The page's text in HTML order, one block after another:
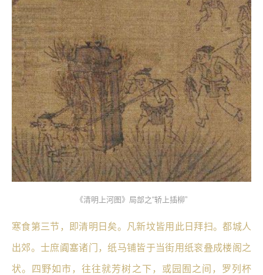
《清明上河图》局部之“轿上插柳”
寒食第三节，即清明日矣。凡新坟皆用此日拜扫。都城人
出郊。士庶阗塞诸门，纸马铺皆于当街用纸衮叠成楼阁之
状。四野如市，往往就芳树之下，或园囿之间，罗列杯